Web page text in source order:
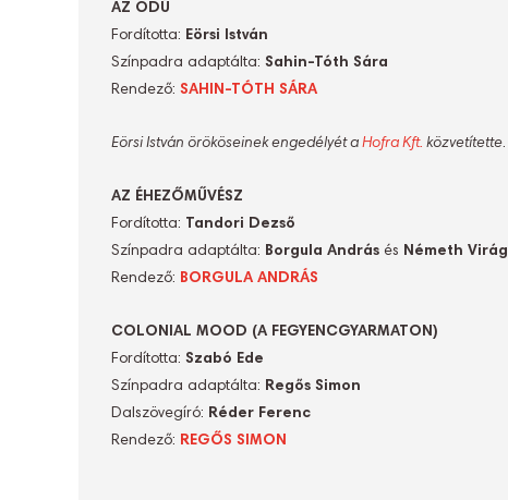
AZ ODÚ
Fordította: Eörsi István
Színpadra adaptálta: Sahin-Tóth Sára
Rendező: SAHIN-TÓTH SÁRA
Eörsi István örököseinek engedélyét a Hofra Kft. közvetítette.
AZ ÉHEZŐMŰVÉSZ
Fordította: Tandori Dezső
Színpadra adaptálta: Borgula András és Németh Virág
Rendező: BORGULA ANDRÁS
COLONIAL MOOD (A FEGYENCGYARMATON)
Fordította: Szabó Ede
Színpadra adaptálta: Regős Simon
Dalszövegíró: Réder Ferenc
Rendező: REGŐS SIMON